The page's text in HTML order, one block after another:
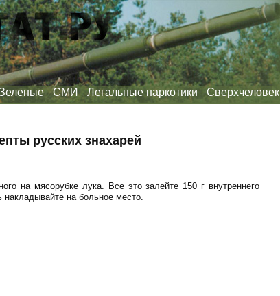
СМИ Легальные наркотики Сверхчеловек
русских знахарей
на мясорубке лука. Все это залейте 150 г внутреннего
накладывайте на больное место.